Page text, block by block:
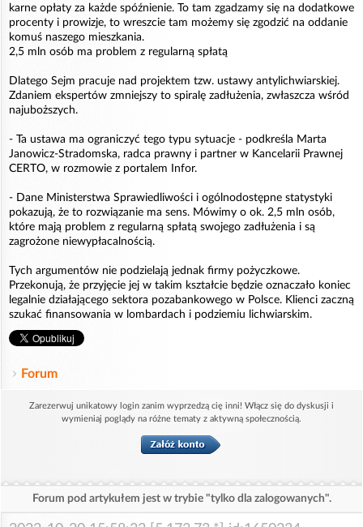
karne opłaty za każde spóźnienie. To tam zgadzamy się na dodatkowe
procenty i prowizje, to wreszcie tam możemy się zgodzić na oddanie
komuś naszego mieszkania.
2,5 mln osób ma problem z regularną spłatą
Dlatego Sejm pracuje nad projektem tzw. ustawy antylichwiarskiej.
Zdaniem ekspertów zmniejszy to spiralę zadłużenia, zwłaszcza wśród
najuboższych.
- Ta ustawa ma ograniczyć tego typu sytuacje - podkreśla Marta
Janowicz-Stradomska, radca prawny i partner w Kancelarii Prawnej
CERTO, w rozmowie z portalem Infor.
- Dane Ministerstwa Sprawiedliwości i ogólnodostępne statystyki
pokazują, że to rozwiązanie ma sens. Mówimy o ok. 2,5 mln osób,
które mają problem z regularną spłatą swojego zadłużenia i są
zagrożone niewypłacalnością.
Tych argumentów nie podzielają jednak firmy pożyczkowe.
Przekonują, że przyjęcie jej w takim kształcie będzie oznaczało koniec
legalnie działającego sektora pozabankowego w Polsce. Klienci zaczną
szukać finansowania w lombardach i podziemiu lichwiarskim.
Forum
Zarezerwuj unikatowy login zanim wyprzedzą cię inni! Włącz się do dyskusji i
wymieniaj poglądy na różne tematy z aktywną społecznością.
Forum pod artykułem jest w trybie "tylko dla zalogowanych".